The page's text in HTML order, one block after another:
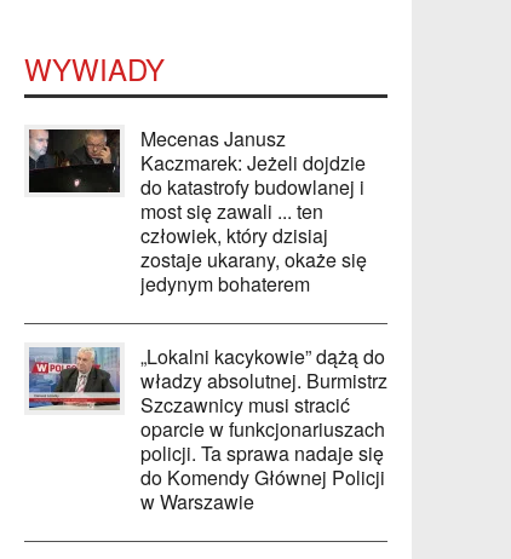
WYWIADY
Mecenas Janusz
Kaczmarek: Jeżeli dojdzie
do katastrofy budowlanej i
most się zawali ... ten
człowiek, który dzisiaj
zostaje ukarany, okaże się
jedynym bohaterem
„Lokalni kacykowie” dążą do
władzy absolutnej. Burmistrz
Szczawnicy musi stracić
oparcie w funkcjonariuszach
policji. Ta sprawa nadaje się
do Komendy Głównej Policji
w Warszawie